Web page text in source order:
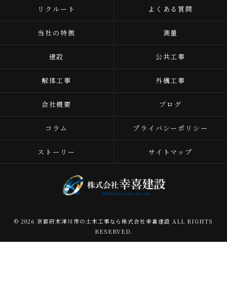
リクルート よくある質問
当社の特徴 測量
建設 公共工事
解体工事 外構工事
会社概要 ブログ
コラム プライバシーポリシー
ストーリー サイトマップ
© 2026 京都府木津川市の土木工事なら株式会社幸喜建設 ALL RIGHTS
RESERVED.